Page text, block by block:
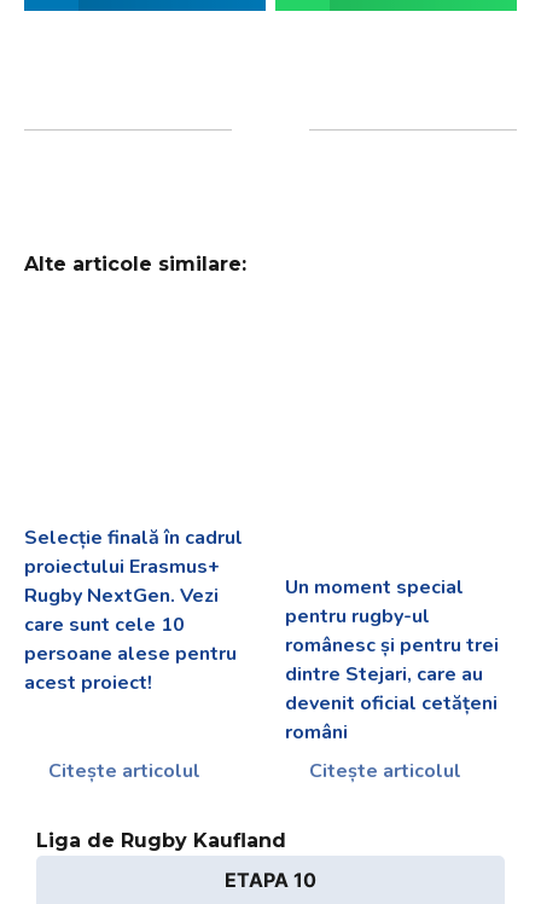
Alte articole similare:
Selecție finală în cadrul
proiectului Erasmus+
Rugby NextGen. Vezi
care sunt cele 10
persoane alese pentru
acest proiect!
Citește articolul
Un moment special
pentru rugby-ul
românesc și pentru trei
dintre Stejari, care au
devenit oficial cetățeni
români
Citește articolul
Liga de Rugby Kaufland
ETAPA 10